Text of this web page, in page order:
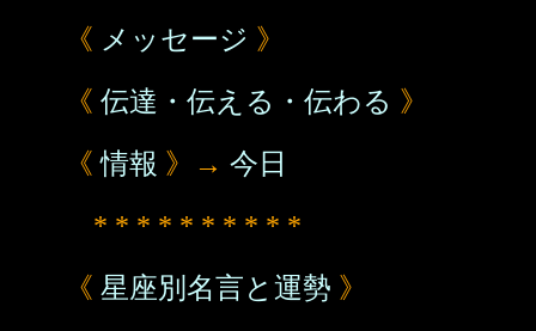
《 メッセージ 》
《 伝達・伝える・伝わる 》
《情報 》→ 今日
* * * * * * * * * *
《 星座別名言と運勢 》